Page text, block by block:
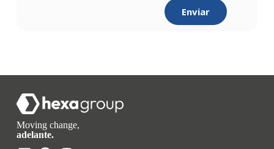
Enviar
Moving change,
adelante.